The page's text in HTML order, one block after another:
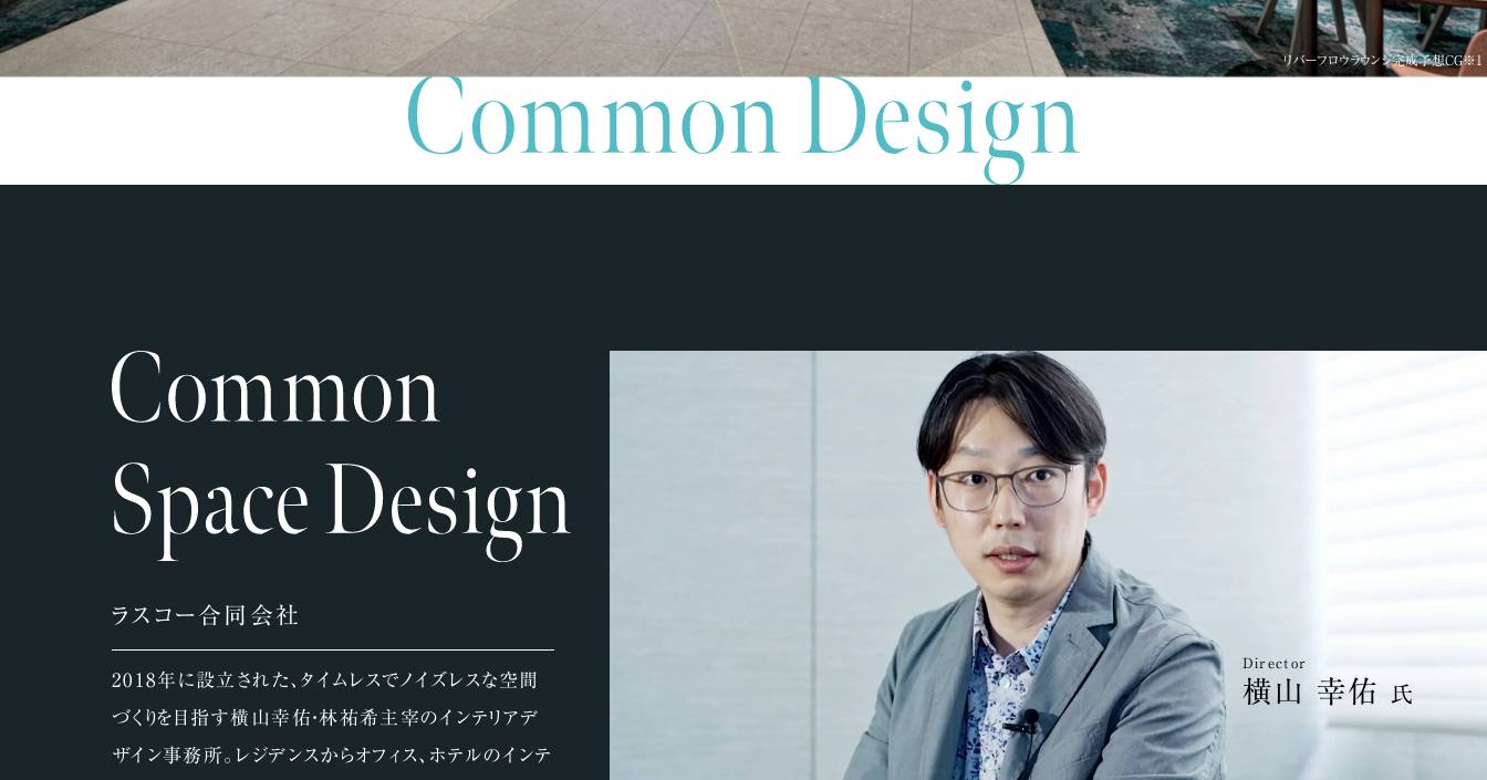
リバーフロウラウンジ完成予想CG※1
ラスコー合同会社
2018年に設立された、タイムレスでノイズレスな空間
づくりを目指す横山幸佑・林祐希主宰のインテリアデ
ザイン事務所。レジデンスからオフィス、ホテルのインテ
Director
横山 幸佑 氏